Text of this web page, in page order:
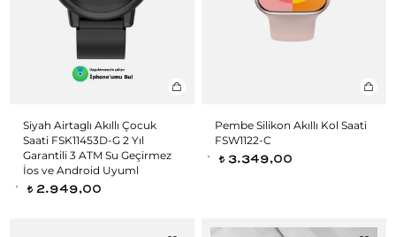
Siyah Airtaglı Akıllı Çocuk
Saati FSK11453D-G 2 Yıl
Garantili 3 ATM Su Geçirmez
İos ve Android Uyuml
t 2.949,00
Pembe Silikon Akıllı Kol Saati
FSW1122-C
t 3.349,00